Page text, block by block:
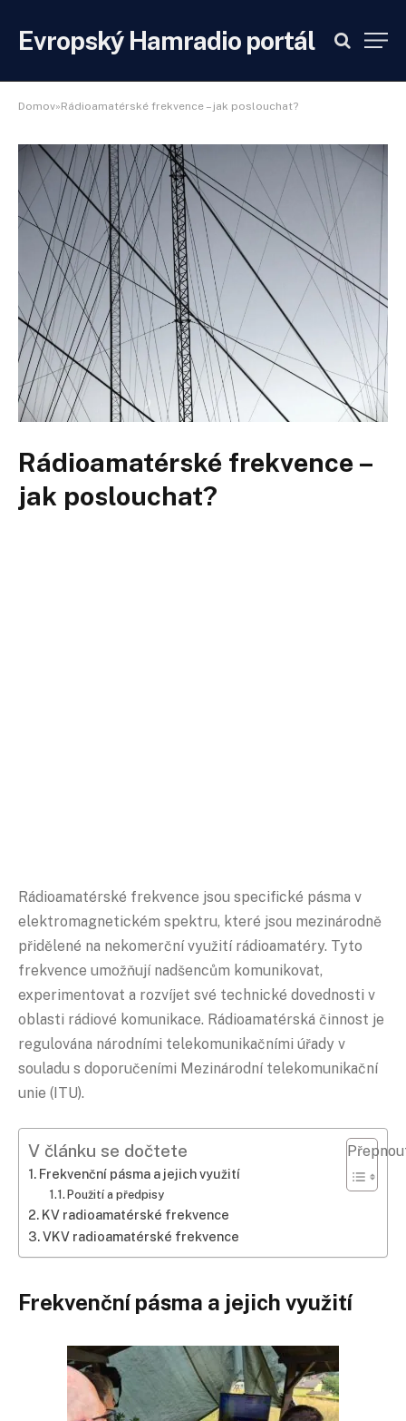
Evropský Hamradio portál
Domov»Rádioamatérské frekvence – jak poslouchat?
Rádioamatérské frekvence –
jak poslouchat?
Rádioamatérské frekvence jsou specifické pásma v
elektromagnetickém spektru, které jsou mezinárodně
přidělené na nekomerční využití rádioamatéry. Tyto
frekvence umožňují nadšencům komunikovat,
experimentovat a rozvíjet své technické dovednosti v
oblasti rádiové komunikace. Rádioamatérská činnost je
regulována národními telekomunikačními úřady v
souladu s doporučeními Mezinárodní telekomunikační
unie (ITU).
V článku se dočtete
Frekvenční pásma a jejich využití
Použití a předpisy
KV radioamatérské frekvence
VKV radioamatérské frekvence
Frekvenční pásma a jejich využití